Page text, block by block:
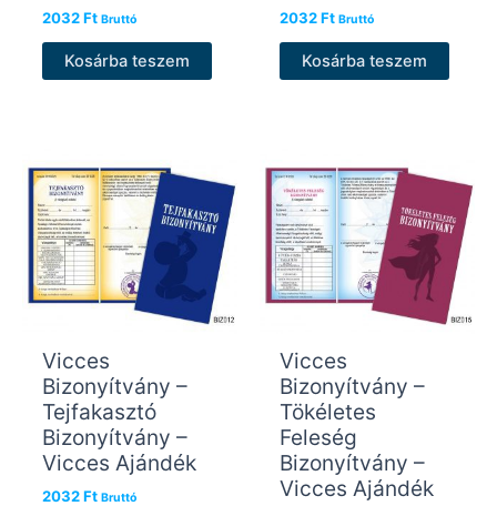
2032Ft Bruttó
Kosárba teszem
2032Ft Bruttó
Kosárba teszem
Vicces
Bizonyítvány –
Tejfakasztó
Bizonyítvány –
Vicces Ajándék
2032Ft Bruttó
Vicces
Bizonyítvány –
Tökéletes
Feleség
Bizonyítvány –
Vicces Ajándék